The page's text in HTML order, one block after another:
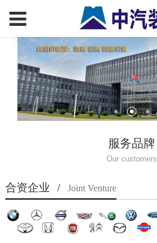
服务品牌
Our customers
合资企业 / Joint Venture